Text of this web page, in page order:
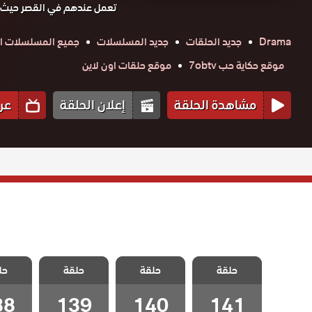
تعمل عندهم في القصر حيث
Drama
جديد الحلقات جديد المسلسلات جميع المسلسلات
موقع حكاية حب 7obtv
موقع حلقات اون لاين
مشاهدة الحلقة إعلان الحلقة
مكان في
تشوكوروفا
الحلقة 141
والاخيرة
حلقة
141
مكان في
تشوكوروفا
الحلقة 140
حلقة
140
مكان في
تشوكوروفا
الحلقة 139
حلقة
139